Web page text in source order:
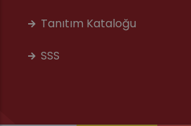
Tanıtım Kataloğu
SSS